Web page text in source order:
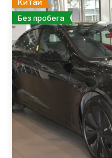
Без пробега